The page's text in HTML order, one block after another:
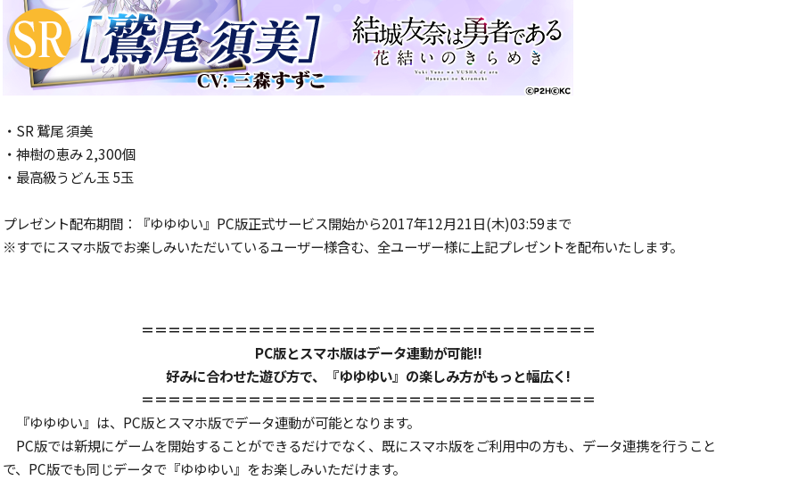
・SR 鷲尾 須美
・神樹の恵み 2,300個
・最高級うどん玉 5玉
プレゼント配布期間：『ゆゆゆい』PC版正式サービス開始から2017年12月21日(木)03:59まで
※すでにスマホ版でお楽しみいただいているユーザー様含む、全ユーザー様に上記プレゼントを配布いたします。
＝＝＝＝＝＝＝＝＝＝＝＝＝＝＝＝＝＝＝＝＝＝＝＝＝＝＝＝＝＝＝＝＝＝
PC版とスマホ版はデータ連動が可能!!
好みに合わせた遊び方で、『ゆゆゆい』の楽しみ方がもっと幅広く!
＝＝＝＝＝＝＝＝＝＝＝＝＝＝＝＝＝＝＝＝＝＝＝＝＝＝＝＝＝＝＝＝＝＝
『ゆゆゆい』は、PC版とスマホ版でデータ連動が可能となります。
PC版では新規にゲームを開始することができるだけでなく、既にスマホ版をご利用中の方も、データ連携を行うこと
で、PC版でも同じデータで『ゆゆゆい』をお楽しみいただけます。